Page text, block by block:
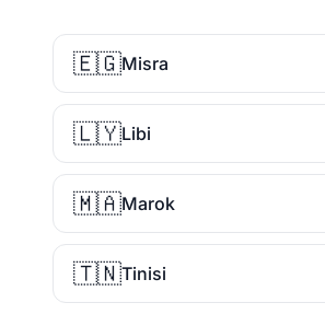
🇪🇬Misra
🇱🇾Libi
🇲🇦Marok
🇹🇳Tinisi